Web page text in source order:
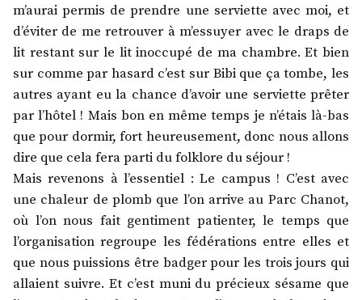
m’aurai permis de prendre une serviette avec moi, et
d’éviter de me retrouver à m’essuyer avec le draps de
lit restant sur le lit inoccupé de ma chambre. Et bien
sur comme par hasard c’est sur Bibi que ça tombe, les
autres ayant eu la chance d’avoir une serviette prêter
par l’hôtel ! Mais bon en même temps je n’étais là-bas
que pour dormir, fort heureusement, donc nous allons
dire que cela fera parti du folklore du séjour !
Mais revenons à l’essentiel : Le campus ! C’est avec
une chaleur de plomb que l’on arrive au Parc Chanot,
où l’on nous fait gentiment patienter, le temps que
l’organisation regroupe les fédérations entre elles et
que nous puissions être badger pour les trois jours qui
allaient suivre. Et c’est muni du précieux sésame que